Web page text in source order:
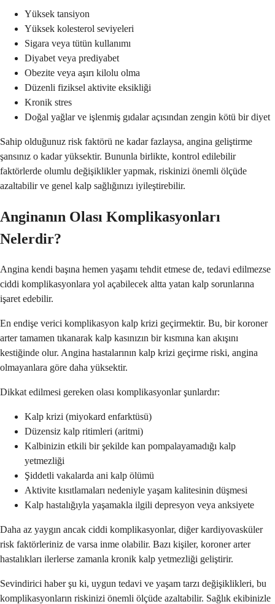
Yüksek tansiyon
Yüksek kolesterol seviyeleri
Sigara veya tütün kullanımı
Diyabet veya prediyabet
Obezite veya aşırı kilolu olma
Düzenli fiziksel aktivite eksikliği
Kronik stres
Doğal yağlar ve işlenmiş gıdalar açısından zengin kötü bir diyet
Sahip olduğunuz risk faktörü ne kadar fazlaysa, angina geliştirme
şansınız o kadar yüksektir. Bununla birlikte, kontrol edilebilir
faktörlerde olumlu değişiklikler yapmak, riskinizi önemli ölçüde
azaltabilir ve genel kalp sağlığınızı iyileştirebilir.
Anginanın Olası Komplikasyonları
Nelerdir?
Angina kendi başına hemen yaşamı tehdit etmese de, tedavi edilmezse
ciddi komplikasyonlara yol açabilecek altta yatan kalp sorunlarına
işaret edebilir.
En endişe verici komplikasyon kalp krizi geçirmektir. Bu, bir koroner
arter tamamen tıkanarak kalp kasınızın bir kısmına kan akışını
kestiğinde olur. Angina hastalarının kalp krizi geçirme riski, angina
olmayanlara göre daha yüksektir.
Dikkat edilmesi gereken olası komplikasyonlar şunlardır:
Kalp krizi (miyokard enfarktüsü)
Düzensiz kalp ritimleri (aritmi)
Kalbinizin etkili bir şekilde kan pompalayamadığı kalp
yetmezliği
Şiddetli vakalarda ani kalp ölümü
Aktivite kısıtlamaları nedeniyle yaşam kalitesinin düşmesi
Kalp hastalığıyla yaşamakla ilgili depresyon veya anksiyete
Daha az yaygın ancak ciddi komplikasyonlar, diğer kardiyovasküler
risk faktörleriniz de varsa inme olabilir. Bazı kişiler, koroner arter
hastalıkları ilerlerse zamanla kronik kalp yetmezliği geliştirir.
Sevindirici haber şu ki, uygun tedavi ve yaşam tarzı değişiklikleri, bu
komplikasyonların riskinizi önemli ölçüde azaltabilir. Sağlık ekibinizle